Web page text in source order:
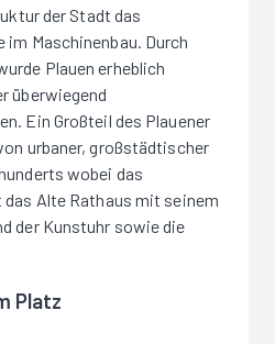
der Stadt das
im Maschinenbau. Durch
Plauen erheblich
überwiegend
Ein Großteil des Plauener
urbaner, großstädtischer
wobei das
das Alte Rathaus mit seinem
der Kunstuhr sowie die
Platz